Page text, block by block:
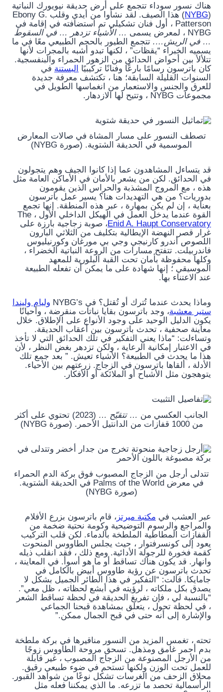
هناك نسور سوداء تتجمع على أرض حديقة نيويورك النباتية
(
NYBG
) هذا الصيف. لقد نشأوا من أيدي وقلب Ebony G.
Patterson ، أول فنان تشكيلي تم استضافته في إقامة في
NYBG ، لمعرض يسمى
… الأشياء تزدهر … في السقوط
… في الريش…. تتجمع الطيور بالحجم الطبيعي معًا في ما
يسميه الخبراء “يقظات” ، لكنها تبدو أشبه بالمجرات لأنها
تتلألأ بين أحواض الحدائق من الزهور الحمراء والبنفسجية.
كان باترسون رسامًا بارعًا وفنانًا تركيبيًا
البستنة في
السنوات القليلة السابقة؛ هنا ، تكتشف معرفة جديدة
للعرق والجنس والاستعمار من انغماسها الطويل في
مجموعات NYBG ، وتتيح لها الازدهار.
تصطف النسور على مسار المشاة في صالات المعارض
الموسمية في الحديقة الشتوية. (صورة NYBG)
قد يتساءل المشاهدون عما إذا كانوا الجيف وهم يتجولون
في الحدائق. لكن من يشعر بالأمان في الأماكن العامة مثل
هذه ، مع المروج المشذبة والحراس الذين يقومون
بدوريات؟ من هي التهديدات هنا؟ يسير عمل باترسون
بعناية ، إن لم يكن بمهارة ، عبر هذه المنطقة. إنها تجمع
القوة عندما يدخل العمل في الهيكل الداخلي الأول ، The
Enid A. Haupt Conservatory ، صوبة زجاجية بارزة على
غرار قصر النهضة الإيطالية بتكليف من الثلاثي البارون
اللصوص أندرو كارنيجي وجي بي مورغان وكورنيليوس
فاندربيلت. تتفتح مسارات من الروعة النباتية الخضراء ،
وكلها محفوظة بأمان تحت القبة البلورية للمعهد
الموسيقي ؛ إنها شهادة على ما يمكن أن تفعله الطبيعة
عند الاعتناء بها.
وماذا يحدث عندما تُترك أو تُقتل؟ في NYBG’s
وليام وليندا
ستير معشبة، وجد باترسون بقايا نباتات منقرضة ، وأحيانًا
يكون الدليل الوحيد على وجود الأنواع على الإطلاق. خلال
معاينة صحفية ، تحدث باترسون بين أعقاب الحديقة.
وتساءلت: “ماذا يعني التفكير في تلك الحدائق التي لا تأخذ
في الاعتبار إمكانية الرعاية ، ولكن تزدهر بغض النظر ، لأن
هذا ما يحدث في الطبيعة؟ الأشياء تعيش. ” بعد جمع تلك
الأدلة ، ألقاها باترسون في الزجاج. زرعتهم بين الأحياء.
يتوهجون مثل الأشباح أو الملائكة أو الأفكار.
الجانب العكسي من … تتقيّح …
(2023) تحتوي على أكثر
من 1000 قفازات من الدانتيل الأحمر. (صورة NYBG)
تتدلى أرجل من الزجاج المصبوب فوق بركة الدم الحمراء
في معرض Palms of the World في الحديقة الشتوية.
(صورة NYBG)
عبر العشب في مكتبة ميرتز ، قام باترسون بزرع الأفلام
والمراجع والرسوم التوضيحية وكومة نحتية ضخمة من
القفازات المطاطية الملطخة بالدماء. لكن قلب التركيب
يعود إلى كونسرفتوار ، حيث يجلس الطاووس المنحوت
كقمة فخورة للرجولة الأدائية. ومع ذلك ، فقد انقلب ذيله
وانهار. قد يكون هناك تساقط أو ما هو أسوأ. في المعاينة ،
تحدث باترسون عن رؤية طاووس أبيض بالكامل في
جامايكا. قالت: “التفكير في هذا الطائر الجميل بشكل لا
يصدق بكل ملكاته ، لرؤيته في أبشع لحظاته ، ظل معي”.
“بالنسبة لي ، فإن تفريغ الحديقة في لحظة تساقط الشعر
، في لحظة تحول ، يتعلق بمشاهدة قبحنا الجماعي
والإشارة إلى أنه حتى في قبح الجمال ممكن.”
تحته ، تغمس المزيد من النسور مناقيرها في بركة ملطخة
بدم أحمر غامق ومذهل. تسحق مروحة الطاووس زوجًا
من الأرجل المصنوعة من الزجاج المصبوب ، غير قابلة
للعمل تحت الوزن ولكنها تستحم في ضوء طبيعي رقيق.
محلاق الزحف من الغرسات تشكل نوعًا من شواهد القبور.
الرأسمالية تحصد ما تزرعه. ما الذي يمكننا فعله مثل